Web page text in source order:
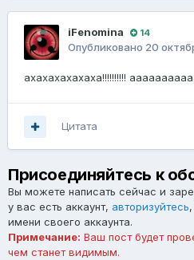
iFenomina 14
Опубликовано 20
ахахахахахаха!!!!!!!!!!
Цитата
Присоединяйтесь к
Вы можете написать сейчас и
у вас есть аккаунт, авторизуйтесь
имени своего аккаунта.
Примечание: Ваш пост будет
чем станет видимым.